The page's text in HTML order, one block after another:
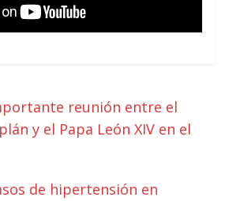
reunión entre el
y el Papa León XIV en el
de hipertensión en